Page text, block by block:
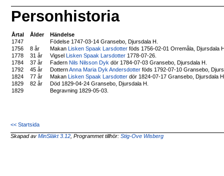
Personhistoria
Årtal Ålder
Händelse
1747
Födelse 1747-03-14 Gransebo, Djursdala H.
1756
8 år MakanLisken Spaak Larsdotter föds 1756-02-01 Orremåla, Djursdala
1778
31 år VigselLisken Spaak Larsdotter 1778-07-26.
1784
37 år FadernNils Nilsson Dyk dör 1784-07-03 Gransebo, Djursdala H.
1792
45 år DotternAnna Maria Dyk Andersdotter föds 1792-07-10 Gransebo,
1824
77 år MakanLisken Spaak Larsdotter dör 1824-07-17 Gransebo, Djursdala
1829
82 år
Död 1829-04-24 Gransebo, Djursdala H.
1829
Begravning 1829-05-03.
<< Startsida
Skapad avMinSläkt 3.12 , Programmet tillhör:Stig-Ove Wisberg